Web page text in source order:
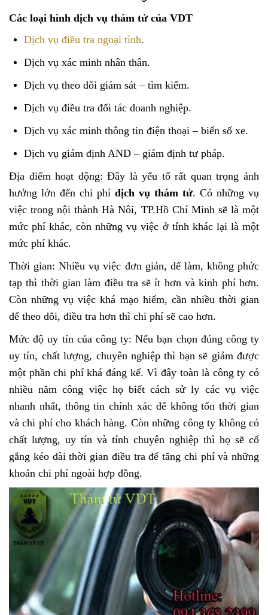
Các loại hình dịch vụ thám tử của VDT
Dịch vụ điều tra ngoại tình.
Dịch vụ xác minh nhân thân.
Dịch vụ theo dõi giám sát – tìm kiếm.
Dịch vụ điều tra đối tác doanh nghiệp.
Dịch vụ xác minh thông tin điện thoại – biển số xe.
Dịch vụ giám định AND – giám định tư pháp.
Địa điểm hoạt động: Đây là yếu tố rất quan trọng ảnh
hưởng lớn đến chi phí dịch vụ thám tử. Có những vụ
việc trong nội thành Hà Nôi, TP.Hồ Chí Minh sẽ là một
mức phí khác, còn những vụ việc ở tỉnh khác lại là một
mức phí khác.
Thời gian: Nhiều vụ việc đơn giản, dể làm, không phức
tạp thì thời gian làm điều tra sẽ ít hơn và kinh phí hơn.
Còn những vụ việc khá mạo hiểm, cần nhiều thời gian
để theo dõi, điều tra hơn thì chi phí sẽ cao hơn.
Mức độ uy tín của công ty: Nếu bạn chọn đúng công ty
uy tín, chất lượng, chuyên nghiệp thì bạn sẽ giảm được
một phần chi phí khá đáng kể. Vì đây toàn là công ty có
nhiều năm công việc họ biết cách sử ly các vụ việc
nhanh nhất, thông tin chính xác để không tốn thời gian
và chi phí cho khách hàng. Còn những công ty không có
chất lượng, uy tín và tính chuyên nghiệp thì họ sẽ cố
gắng kéo dài thời gian điều tra để tăng chi phí và những
khoản chi phí ngoài hợp đồng.